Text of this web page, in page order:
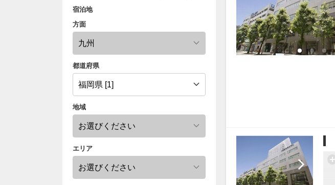
宿泊地
方面
都道府県
地域
エリア